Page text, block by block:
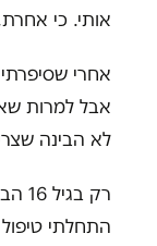
אותי. כי
אחרי
אבל למרות
לא הבינה
רק
התחלתי טיפול